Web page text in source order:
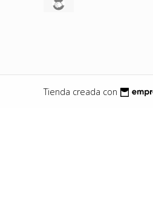
Tienda creada con